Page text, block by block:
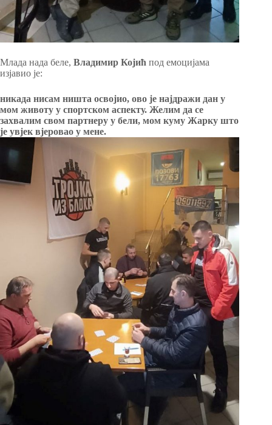
Млада нада беле, Владимир Којић под емоцијама
изјавио је:
никада нисам ништа освојио, ово је најдражи дан у
мом животу у спортском аспекту. Желим да се
захвалим свом партнеру у бели, мом куму Жарку што
је увјек вјеровао у мене.